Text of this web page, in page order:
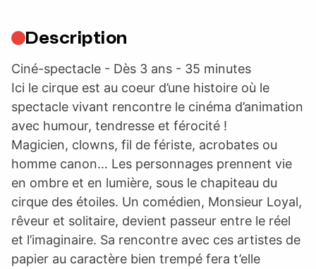
Description
Ciné-spectacle - Dès 3 ans - 35 minutes
Ici le cirque est au coeur d’une histoire où le
spectacle vivant rencontre le cinéma d’animation
avec humour, tendresse et férocité !
Magicien, clowns, fil de fériste, acrobates ou
homme canon… Les personnages prennent vie
en ombre et en lumière, sous le chapiteau du
cirque des étoiles. Un comédien, Monsieur Loyal,
rêveur et solitaire, devient passeur entre le réel
et l’imaginaire. Sa rencontre avec ces artistes de
papier au caractère bien trempé fera t’elle